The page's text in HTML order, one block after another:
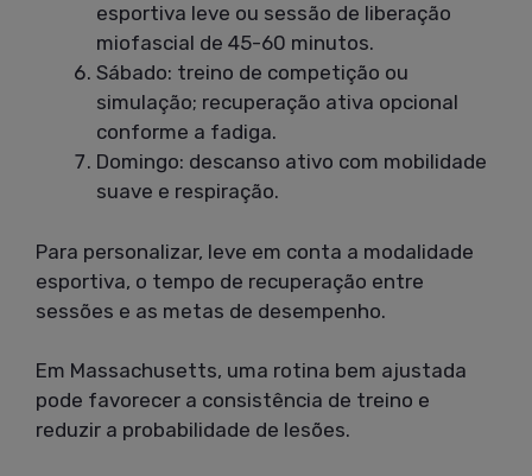
esportiva leve ou sessão de liberação
miofascial de 45-60 minutos.
Sábado: treino de competição ou
simulação; recuperação ativa opcional
conforme a fadiga.
Domingo: descanso ativo com mobilidade
suave e respiração.
Para personalizar, leve em conta a modalidade
esportiva, o tempo de recuperação entre
sessões e as metas de desempenho.
Em Massachusetts, uma rotina bem ajustada
pode favorecer a consistência de treino e
reduzir a probabilidade de lesões.